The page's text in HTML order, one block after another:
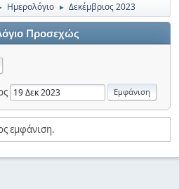
Ημερολόγιο ► Δεκέμβριος 2023
Προσεχώς
εμφάνιση.